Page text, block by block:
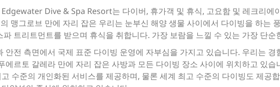
Dive & Spa Resort는 다이버, 휴가객 및 휴식, 고요함 및 레크리에
맹그로브 만에 자리 잡은 우리는 눈부신 해양 생물 사이에서 다이빙을 하는
트리트먼트를 받으며 휴식을 취합니다. 가장 보람을 느낄 수 있는 가장 단순
전 측면에서 국제 표준 다이빙 운영에 자부심을 가지고 있습니다. 우리는 경
르토 갈레라 만에 자리 잡은 사방과 모든 다이빙 장소 사이에 위치하고 있습
수준의 개인화된 서비스를 제공하며, 물론 세계 최고 수준의 다이빙도 제공